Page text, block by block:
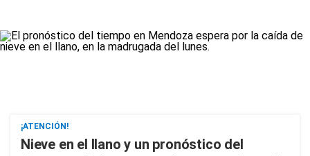
¡ATENCIÓN!
Nieve en el llano y un pronóstico del